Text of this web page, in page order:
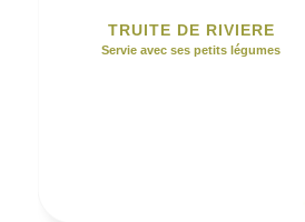
TRUITE DE RIVIERE
Servie avec ses petits légumes